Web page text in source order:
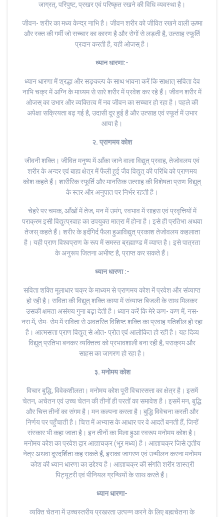
जाग्रत्, परिपुष्ट, प्रखर एवं परिष्कृत रखने की विधि व्यवस्था है।
जीवन- शरीर का मध्य केन्द्र नाभि है। जीवन शरीर को जीवित रखने वाली ऊष्मा
और रक्त की गर्मी जो सच्चार का कारण है और रोगों से लड़ती है, उत्साह स्फूर्ति
प्रदान करती है, यही ओजस् है।
ध्यान धारणा:-
ध्यान धारणा में श्रद्धा और सङ्कल्प के साथ भावना करें कि साक्षात् सविता देव
नाभि चक्र में अग्नि के माध्यम से सारे शरीर में प्रवेश कर रहे हैं। जीवन शरीर में
ओजस् का उभार और व्यक्तित्व में नव जीवन का सच्चार हो रहा है। पहले की
अपेक्षा सक्रियता बढ़ गई है, उदासी दूर हुई है और उत्साह एवं स्फूर्त में उभार
आया है।
२. प्राणमय कोश
जीवनी शक्ति। जीवित मनुष्य में आँका जाने वाला विद्युत् प्रवाह, तेजोवलय एवं
शरीर के अन्दर एवं बाह्य क्षेत्र में फैली हुई जैव विद्युत् की परिधि को प्राणमय
कोश कहते हैं। शारीरिक स्फूर्ति और मानसिक उत्साह की विशेषता प्राण विद्युत्
के स्तर और अनुपात पर निर्भर रहती है।
चेहरे पर चमक, आँखों में तेज, मन में उमंग, स्वभाव में साहस एवं प्रवृत्तियों में
पराक्रम इसी विद्युत्प्रवाह का उपयुक्त मात्रा में होना है। इसे ही प्रतिभा अथवा
तेजस् कहते हैं। शरीर के इर्दगिर्द फैला हुआविद्युत् प्रकाश तेजोवलय कहलाता
है। यही प्राण विश्वप्राण के रूप में समस्त ब्रह्माण्ड में व्याप्त है। इसे पात्रता
के अनुरूप जितना अभीष्ट है, प्राप्त कर सकते हैं।
ध्यान धारणा :-
सविता शक्ति मूलाधार चक्र के माध्यम से प्राणमय कोश में प्रवेश और संव्याप्त
हो रही है। सविता की विद्युत् शक्ति काया में संव्याप्त बिजली के साथ मिलकर
उसकी क्षमता असंख्य गुना बढ़ा देती है। ध्यान करें कि मेरे कण- कण में, नस-
नस में, रोम- रोम में सविता से अवतरित विशिष्ट शक्ति का प्रवाह गतिशील हो रहा
है। आत्मसत्ता प्राण विद्युत् से ओत- प्रोत एवं आलोकित हो रही है। यह दिव्य
विद्युत् प्रतिभा बनकर व्यक्तित्व को प्रभावशाली बना रही है, पराक्रम और
साहस का जागरण हो रहा है।
३. मनोमय कोश
विचार बुद्धि, विवेकशीलता। मनोमय कोश पूरी विचारसत्ता का क्षेत्र है। इसमें
चेतन, अचेतन एवं उच्च चेतन की तीनों ही परतों का समावेश है। इसमें मन, बुद्धि
और चित्त तीनों का संगम है। मन कल्पना करता है। बुद्धि विवेचना करती और
निर्णय पर पहुँचाती है। चित्त में अभ्यास के आधार पर वे आदतें बनती हैं, जिन्हें
संस्कार भी कहा जाता है। इन तीनों का मिला हुआ स्वरूप मनोमय कोश है।
मनोमय कोश का प्रवेश द्वार आज्ञाचक्र (भू्र मध्य) है। आज्ञाचक्र जिसे तृतीय
नेत्र अथवा दूरदर्शिता कह सकते हैं, इसका जागरण एवं उन्मीलन करना मनोमय
कोश की ध्यान धारणा का उद्देश्य है। आज्ञाचक्र की संगति शरीर शास्त्री
पिट्यूटरी एवं पीनियल ग्रन्थियों के साथ करते हैं।
ध्यान धारणा-
व्यक्ति चेतना में उच्चस्तरीय प्रखरता उत्पन्न करने के लिए बह्मचेतना के